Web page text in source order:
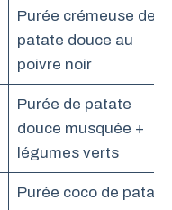
Purée crémeuse de
patate douce au
poivre noir
Purée de patate
douce musquée +
légumes verts
Purée coco de patate